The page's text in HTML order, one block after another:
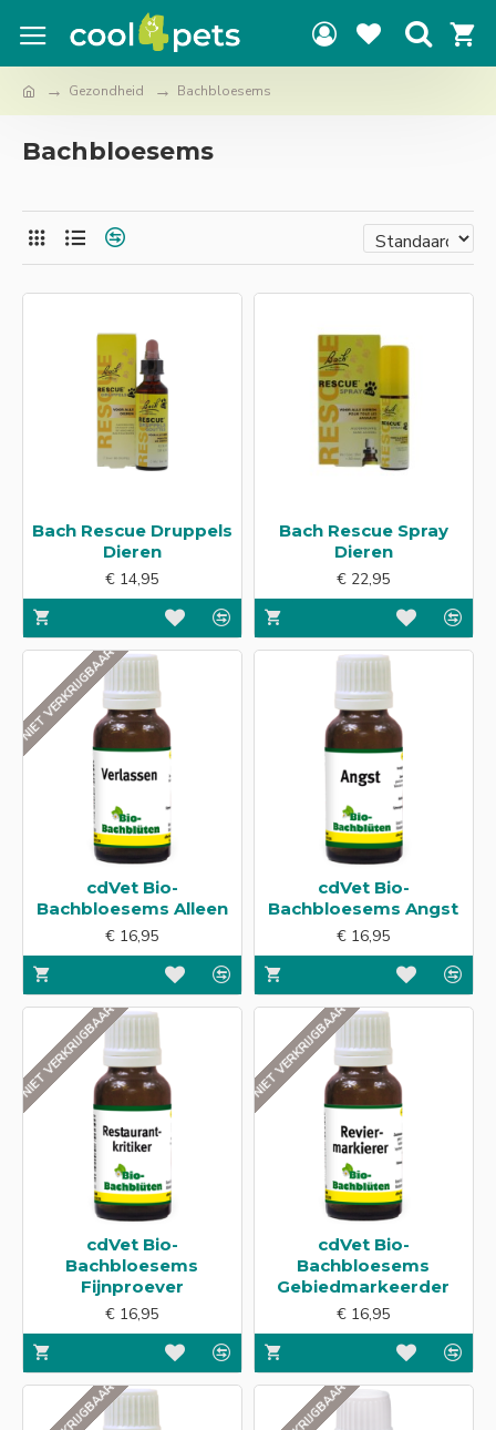
Gezondheid Bachbloesems
Bachbloesems
Bach Rescue Druppels
Dieren
€ 14,95
Bach Rescue Spray
Dieren
€ 22,95
NIET VERKRIJGBAAR
cdVet Bio-
Bachbloesems Alleen
€ 16,95
cdVet Bio-
Bachbloesems Angst
€ 16,95
NIET VERKRIJGBAAR
cdVet Bio-
Bachbloesems
Fijnproever
€ 16,95
NIET VERKRIJGBAAR
cdVet Bio-
Bachbloesems
Gebiedmarkeerder
€ 16,95